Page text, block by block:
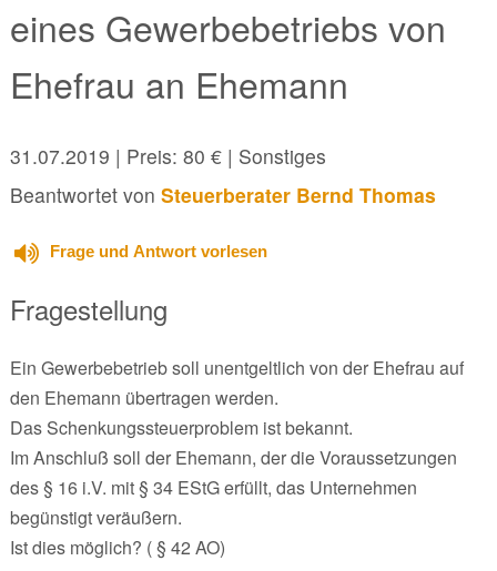
eines Gewerbebetriebs von
Ehefrau an Ehemann
31.07.2019 | Preis: 80 € | Sonstiges
Beantwortet von Steuerberater Bernd Thomas
Frage und Antwort vorlesen
Fragestellung
Ein Gewerbebetrieb soll unentgeltlich von der Ehefrau auf
den Ehemann übertragen werden.
Das Schenkungssteuerproblem ist bekannt.
Im Anschluß soll der Ehemann, der die Voraussetzungen
des § 16 i.V. mit § 34 EStG erfüllt, das Unternehmen
begünstigt veräußern.
Ist dies möglich? ( § 42 AO)